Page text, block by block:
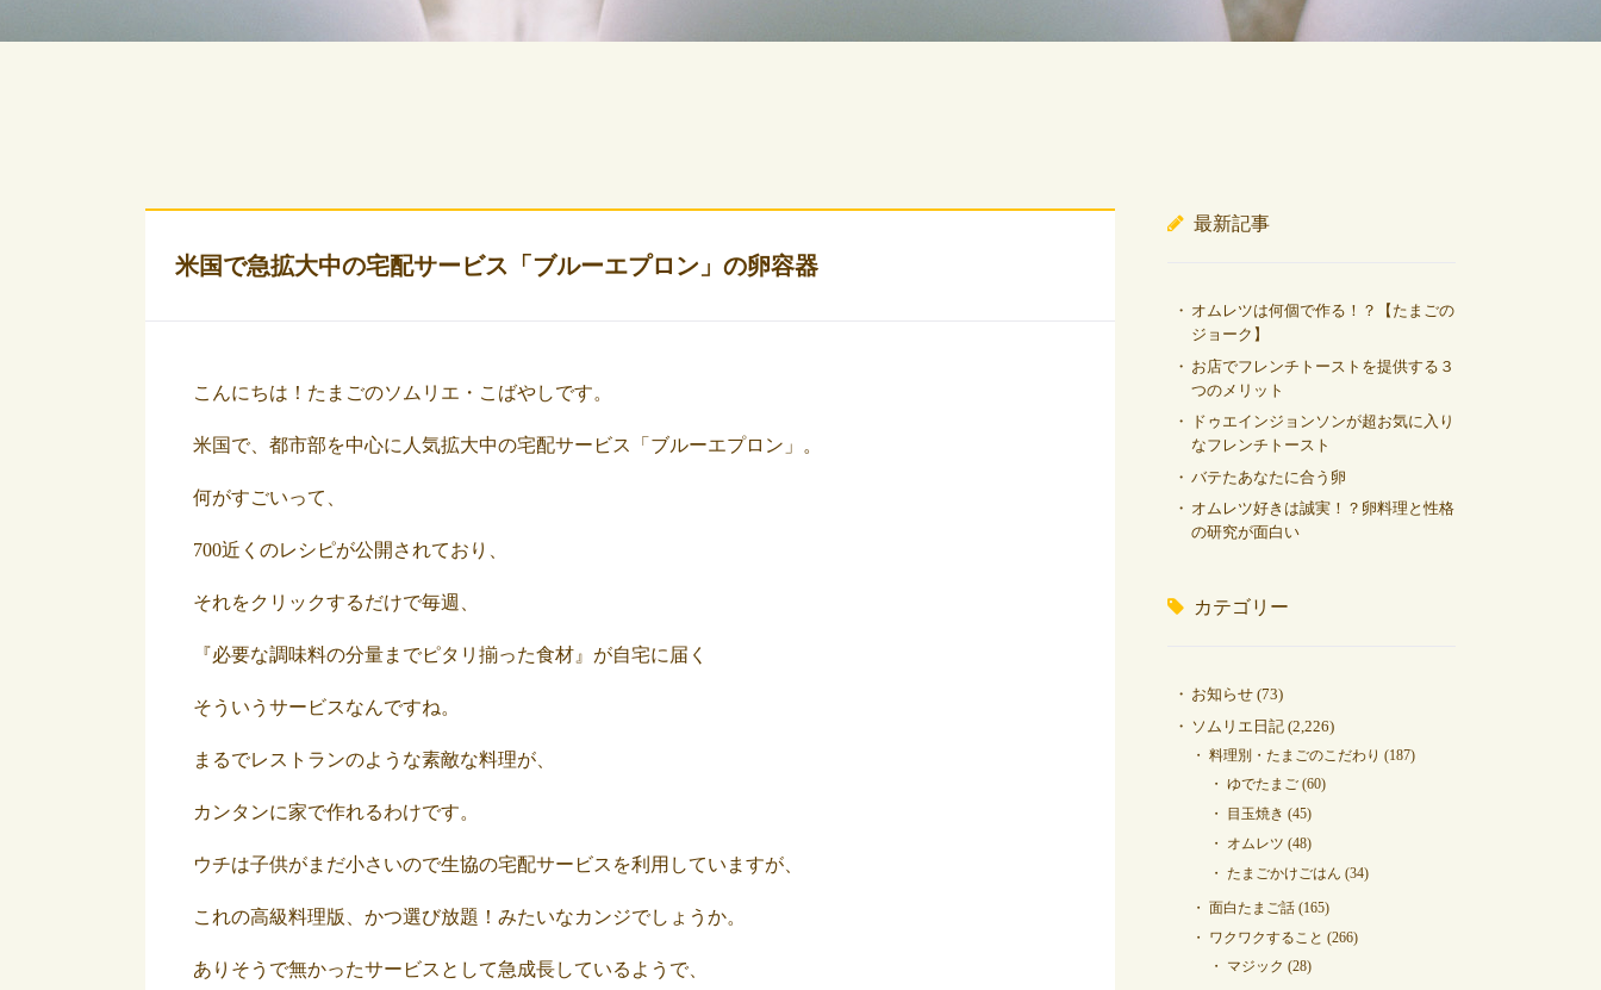
米国で急拡大中の宅配サービス「ブルーエプロン」の卵容器
こんにちは！たまごのソムリエ・こばやしです。
米国で、都市部を中心に人気拡大中の宅配サービス「ブルーエプロン」。
何がすごいって、
700近くのレシピが公開されており、
それをクリックするだけで毎週、
『必要な調味料の分量までピタリ揃った食材』が自宅に届く
そういうサービスなんですね。
まるでレストランのような素敵な料理が、
カンタンに家で作れるわけです。
ウチは子供がまだ小さいので生協の宅配サービスを利用していますが、
これの高級料理版、かつ選び放題！みたいなカンジでしょうか。
ありそうで無かったサービスとして急成長しているようで、
最新記事
オムレツは何個で作る！？【たまごの
ジョーク】
お店でフレンチトーストを提供する３
つのメリット
ドゥエインジョンソンが超お気に入り
なフレンチトースト
バテたあなたに合う卵
オムレツ好きは誠実！？卵料理と性格
の研究が面白い
カテゴリー
お知らせ (73)
ソムリエ日記 (2,226)
料理別・たまごのこだわり (187)
ゆでたまご (60)
目玉焼き (45)
オムレツ (48)
たまごかけごはん (34)
面白たまご話 (165)
ワクワクすること (266)
マジック (28)